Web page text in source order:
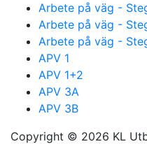
Arbete på väg -
Arbete på väg -
Arbete på väg -
APV 1
APV 1+2
APV 3A
APV 3B
Copyright © 2026 KL